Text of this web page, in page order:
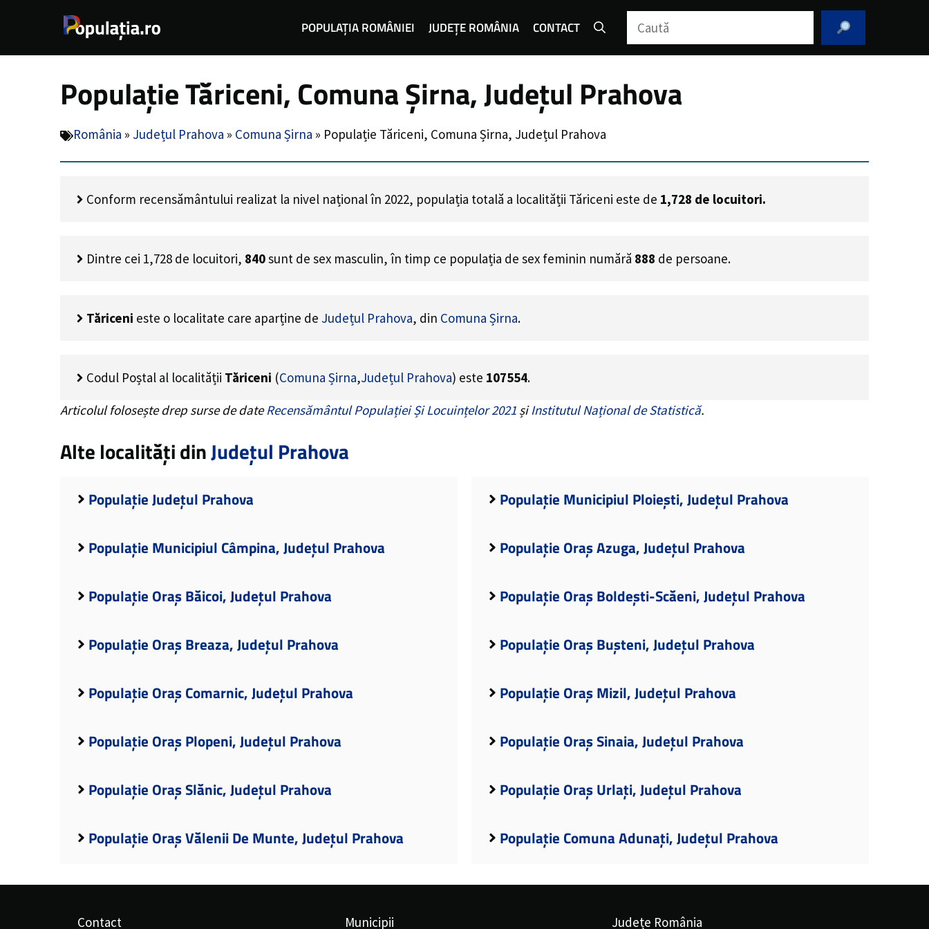
POPULAȚIA ROMÂNIEI JUDEȚE ROMÂNIA CONTACT Caută
Populație Tăriceni, Comuna Șirna, Județul Prahova
România » Județul Prahova » Comuna Șirna » Populație Tăriceni, Comuna Șirna, Județul Prahova
Conform recensământului realizat la nivel național în 2022, populația totală a localității Tăriceni este de 1,728 de locuitori.
Dintre cei 1,728 de locuitori, 840sunt de sex masculin, în timp ce populația de sex feminin numără 888 de persoane.
Tăriceni este o localitate care aparține de Județul Prahova, din Comuna Șirna.
Codul Poștal al localității Tăriceni (Comuna Șirna,Județul Prahova) este 107554.
Articolul folosește drep surse de dateRecensământul Populației Și Locuințelor 2021 șiInstitutul Național de Statistică.
Alte localități dinJudețul Prahova
Populație Județul Prahova Populație Municipiul Ploiești, Județul Prahova
Populație Municipiul Câmpina, Județul Prahova Populație Oraș Azuga, Județul Prahova
Populație Oraș Băicoi, Județul Prahova Populație Oraș Boldești-Scăeni, Județul Prahova
Populație Oraș Breaza, Județul Prahova Populație Oraș Bușteni, Județul Prahova
Populație Oraș Comarnic, Județul Prahova Populație Oraș Mizil, Județul Prahova
Populație Oraș Plopeni, Județul Prahova Populație Oraș Sinaia, Județul Prahova
Populație Oraș Slănic, Județul Prahova Populație Oraș Urlați, Județul Prahova
Populație Oraș Vălenii De Munte, Județul Prahova Populație Comuna Adunați, Județul Prahova
Contact Municipii Județe România